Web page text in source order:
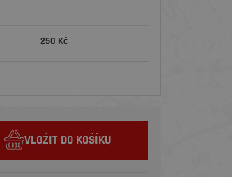
250 Kč
VLOŽIT DO KOŠÍKU